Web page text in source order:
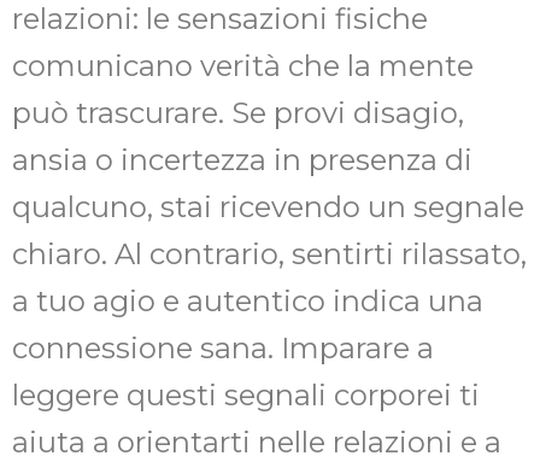
relazioni: le sensazioni fisiche
comunicano verità che la mente
può trascurare. Se provi disagio,
ansia o incertezza in presenza di
qualcuno, stai ricevendo un segnale
chiaro. Al contrario, sentirti rilassato,
a tuo agio e autentico indica una
connessione sana. Imparare a
leggere questi segnali corporei ti
aiuta a orientarti nelle relazioni e a